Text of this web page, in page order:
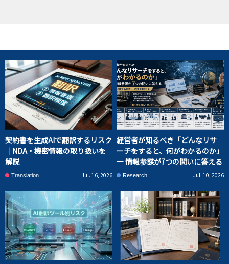
契約書を生成AIで翻訳するリスク
｜NDA・機密情報の取り扱いを
解説
Translation Jul. 16, 2026
経営者が知るべき「どんなリサ
ーチをすると、何がわかるのか」
― 情報参謀が7つの問いに答える
Research Jul. 10, 2026